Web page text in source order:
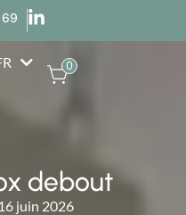
0
debout
juin 2026